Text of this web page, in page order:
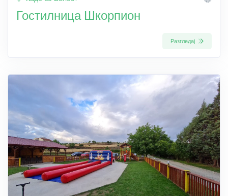
Гостилница Шкорпион
Разгледај